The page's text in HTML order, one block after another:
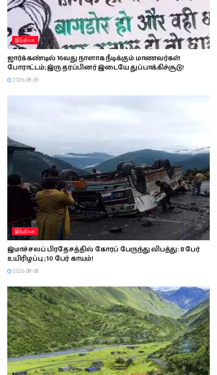
இந்தியா
ஜார்க்கண்டில் 16வது நாளாக நீடிக்கும் மாணவர்கள்
போராட்டம்; இரு தரப்பினர் இடையே துப்பாக்கிச்சூடு!
2026-08-09
இந்தியா
இமாச்சலப் பிரதேசத்தில் கோரப் பேருந்து விபத்து: 8 பேர்
உயிரிழப்பு ; 10 பேர் காயம்!
2026-08-08